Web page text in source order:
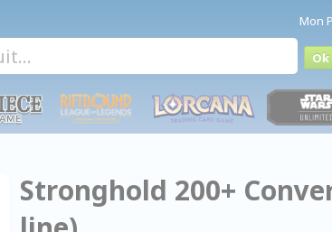
Mon
Stronghold 200+